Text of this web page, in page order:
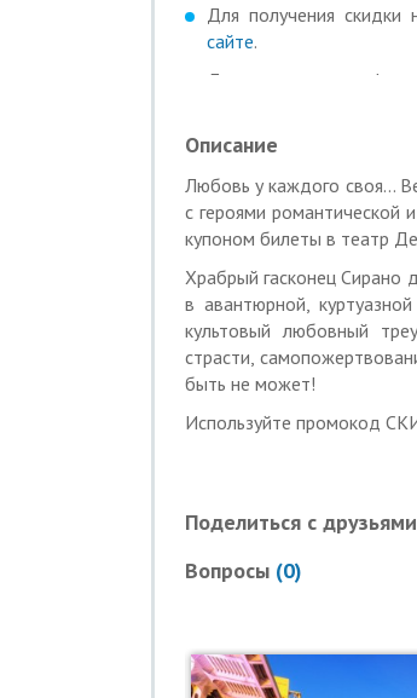
Для получения
сайте.
Дополнительная
«МегаКупон» не несет
мероприятий.
Услуги (товары)
Описание
Любовь у каждого своя...
с героями романтической
купоном билеты в театр
Храбрый гасконец Сирано
в авантюрной,
культовый любовный
страсти,
быть не может!
Используйте промокод
Поделиться с
Вопросы (0)